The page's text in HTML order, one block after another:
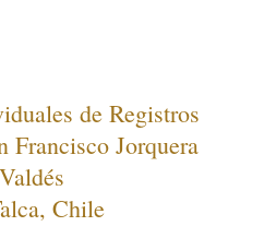
de Registros
Francisco Jorquera
Valdés
Chile